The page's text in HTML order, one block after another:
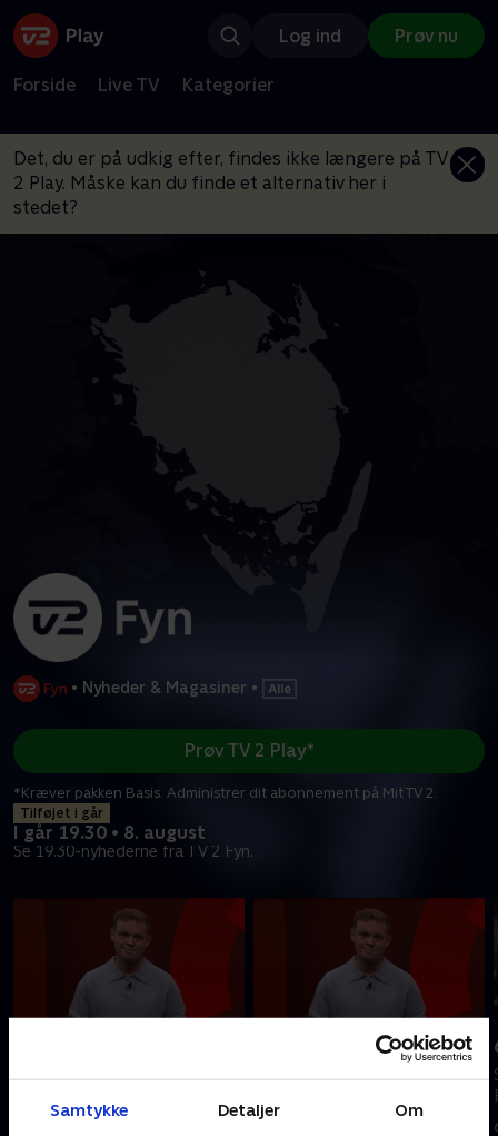
Samtykke Detaljer Om
Log ind Prøv nu
Forside Live TV Kategorier
Det, du er på udkig efter, findes ikke længere på TV
2 Play. Måske kan du finde et alternativ her i
stedet?
• Nyheder & Magasiner •
Tilføjet i går
I går 19.30 • 8. august
Se 19.30-nyhederne fra TV 2 Fyn.
Prøv TV 2 Play*
*Kræver pakken Basis. Administrer dit abonnement på Mit TV 2.